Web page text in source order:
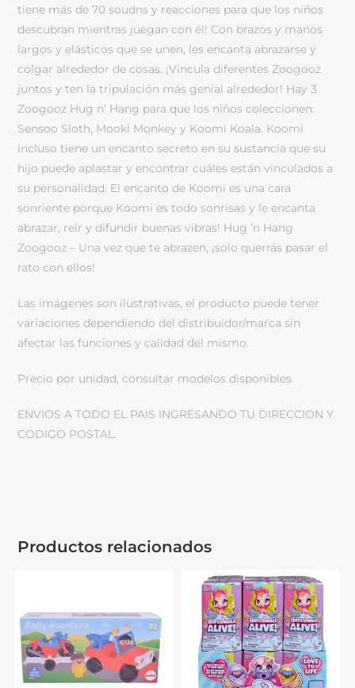
tiene más de 70 soudns y reacciones para que los niños
descubran mientras juegan con él! Con brazos y manos
largos y elásticos que se unen, les encanta abrazarse y
colgar alrededor de cosas. ¡Vincula diferentes Zoogooz
juntos y ten la tripulación más genial alrededor! Hay 3
Zoogooz Hug n’ Hang para que los niños coleccionen:
Sensoo Sloth, Mooki Monkey y Koomi Koala. Koomi
incluso tiene un encanto secreto en su sustancia que su
hijo puede aplastar y encontrar cuáles están vinculados a
su personalidad. El encanto de Koomi es una cara
sonriente porque Koomi es todo sonrisas y le encanta
abrazar, reír y difundir buenas vibras! Hug ‘n Hang
Zoogooz – Una vez que te abrazen, ¡solo querrás pasar el
rato con ellos!
Las imágenes son ilustrativas, el producto puede tener
variaciones dependiendo del distribuidor/marca sin
afectar las funciones y calidad del mismo.
Precio por unidad, consultar modelos disponibles.
ENVIOS A TODO EL PAIS INGRESANDO TU DIRECCION Y
CODIGO POSTAL.
Productos relacionados